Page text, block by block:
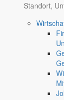
Standort,